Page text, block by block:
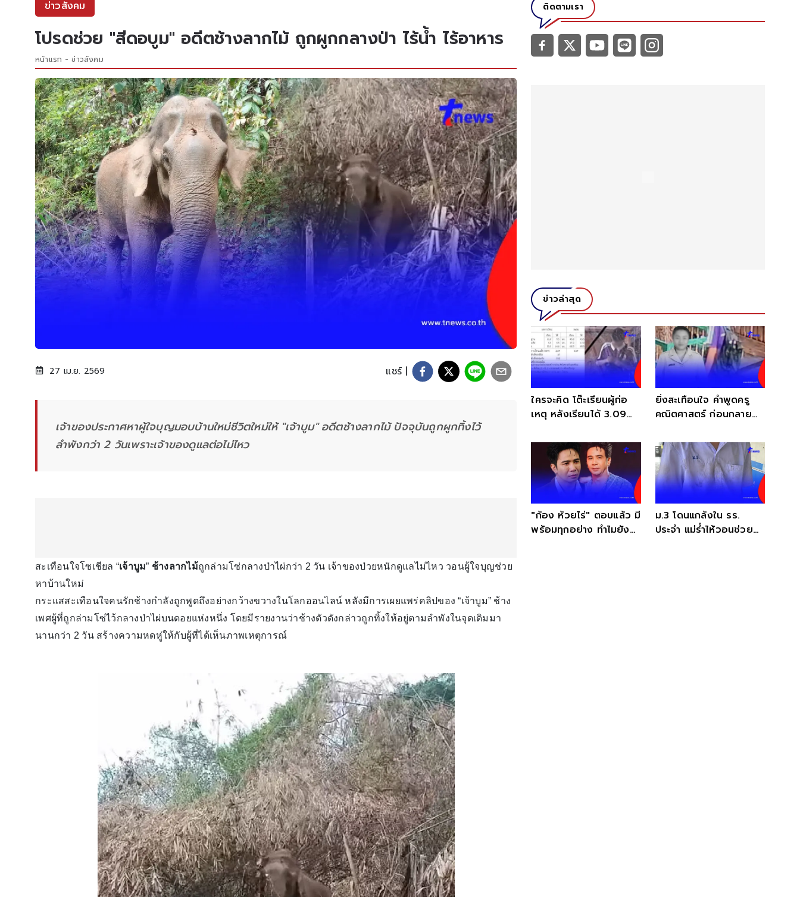
ข่าวสังคม
โปรดช่วย "สีดอบูม" อดีตช้างลากไม้ ถูกผูกกลางป่า ไร้น้ำ ไร้อาหาร
หน้าแรก ข่าวสังคม
27 เม.ย. 2569 แชร์ |
เจ้าของประกาศหาผู้ใจบุญมอบบ้านใหม่ชีวิตใหม่ให้ "เจ้าบูม" อดีตช้างลากไม้ ปัจจุบันถูกผูกทิ้งไว้
ลำพังกว่า 2 วันเพราะเจ้าของดูแลต่อไม่ไหว
สะเทือนใจโซเชียล “เจ้าบูม” ช้างลากไม้ถูกล่ามโซ่กลางป่าไผ่กว่า 2 วัน เจ้าของป่วยหนักดูแลไม่ไหว วอนผู้ใจบุญช่วย
หาบ้านใหม่
กระแสสะเทือนใจคนรักช้างกำลังถูกพูดถึงอย่างกว้างขวางในโลกออนไลน์ หลังมีการเผยแพร่คลิปของ “เจ้าบูม” ช้าง
เพศผู้ที่ถูกล่ามโซ่ไว้กลางป่าไผ่บนดอยแห่งหนึ่ง โดยมีรายงานว่าช้างตัวดังกล่าวถูกทิ้งให้อยู่ตามลำพังในจุดเดิมมา
นานกว่า 2 วัน สร้างความหดหู่ให้กับผู้ที่ได้เห็นภาพเหตุการณ์
ติดตามเรา
ข่าวล่าสุด
ใครจะคิด โต๊ะเรียนผู้ก่อ
เหตุ หลังเรียนได้ 3.09
ยิ่งสะเทือนใจ คำพูดครู
คณิตศาสตร์ ก่อนกลาย
"ก้อง ห้วยไร่" ตอบแล้ว มี
พร้อมทุกอย่าง ทำไมยัง
ม.3 โดนแกล้งใน รร.
ประจำ แม่ร่ำไห้วอนช่วย